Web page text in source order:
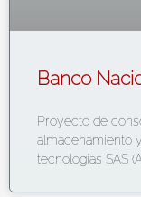
Banco
Proyecto de
almacenamiento
tecnologías SAS